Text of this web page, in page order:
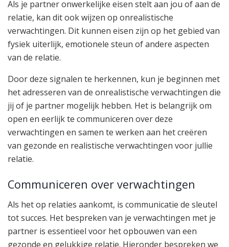
Als je partner onwerkelijke eisen stelt aan jou of aan de
relatie, kan dit ook wijzen op onrealistische
verwachtingen. Dit kunnen eisen zijn op het gebied van
fysiek uiterlijk, emotionele steun of andere aspecten
van de relatie.
Door deze signalen te herkennen, kun je beginnen met
het adresseren van de onrealistische verwachtingen die
jij of je partner mogelijk hebben. Het is belangrijk om
open en eerlijk te communiceren over deze
verwachtingen en samen te werken aan het creëren
van gezonde en realistische verwachtingen voor jullie
relatie.
Communiceren over verwachtingen
Als het op relaties aankomt, is communicatie de sleutel
tot succes. Het bespreken van je verwachtingen met je
partner is essentieel voor het opbouwen van een
gezonde en gelukkige relatie. Hieronder bespreken we